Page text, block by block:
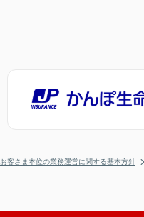
お客さま本位の業務運営に関する基本方針